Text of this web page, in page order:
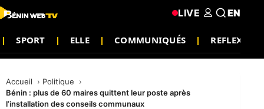
SPORT ELLE COMMUNIQUÉS REFLEXION
LIVE EN
Accueil
Politique
Bénin : plus de 60 maires quittent leur poste après
l’installation des conseils communaux